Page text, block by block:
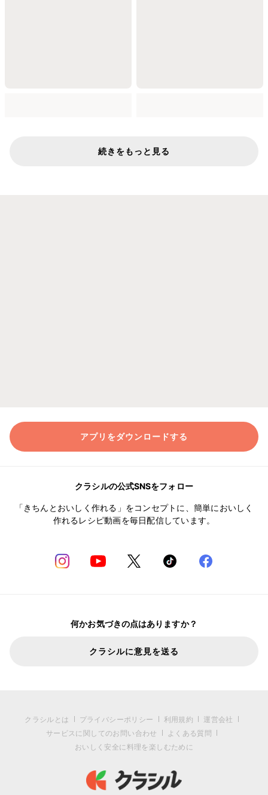
続きをもっと見る
アプリをダウンロードする
クラシルの公式SNSをフォロー
「きちんとおいしく作れる」をコンセプトに、簡単においしく
作れるレシピ動画を毎日配信しています。
何かお気づきの点はありますか？
クラシルに意見を送る
クラシルとは プライバシーポリシー 利用規約
運営会社
サービスに関してのお問い合わせ
よくある質問
おいしく安全に料理を楽しむために